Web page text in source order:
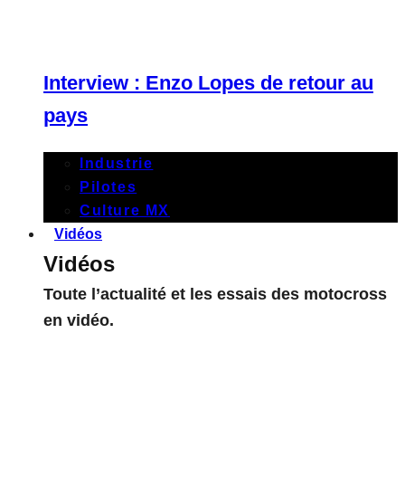
Interview : Enzo Lopes de retour au
pays
Industrie
Pilotes
Culture MX
Vidéos
Vidéos
Toute l’actualité et les essais des motocross
en vidéo.